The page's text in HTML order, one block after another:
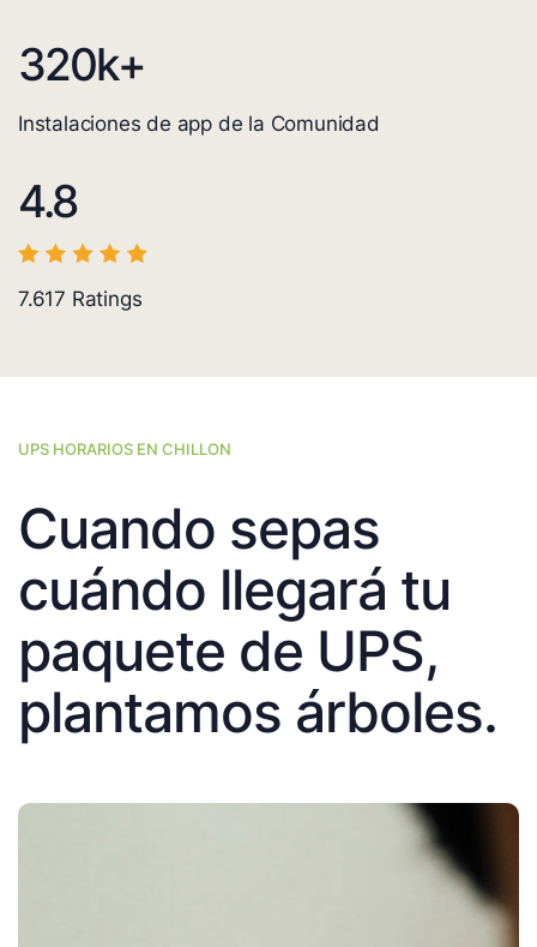
320k+
Instalaciones de app de la Comunidad
4.8
7.617 Ratings
UPS HORARIOS EN CHILLON
Cuando sepas
cuándo llegará tu
paquete de UPS,
plantamos árboles.